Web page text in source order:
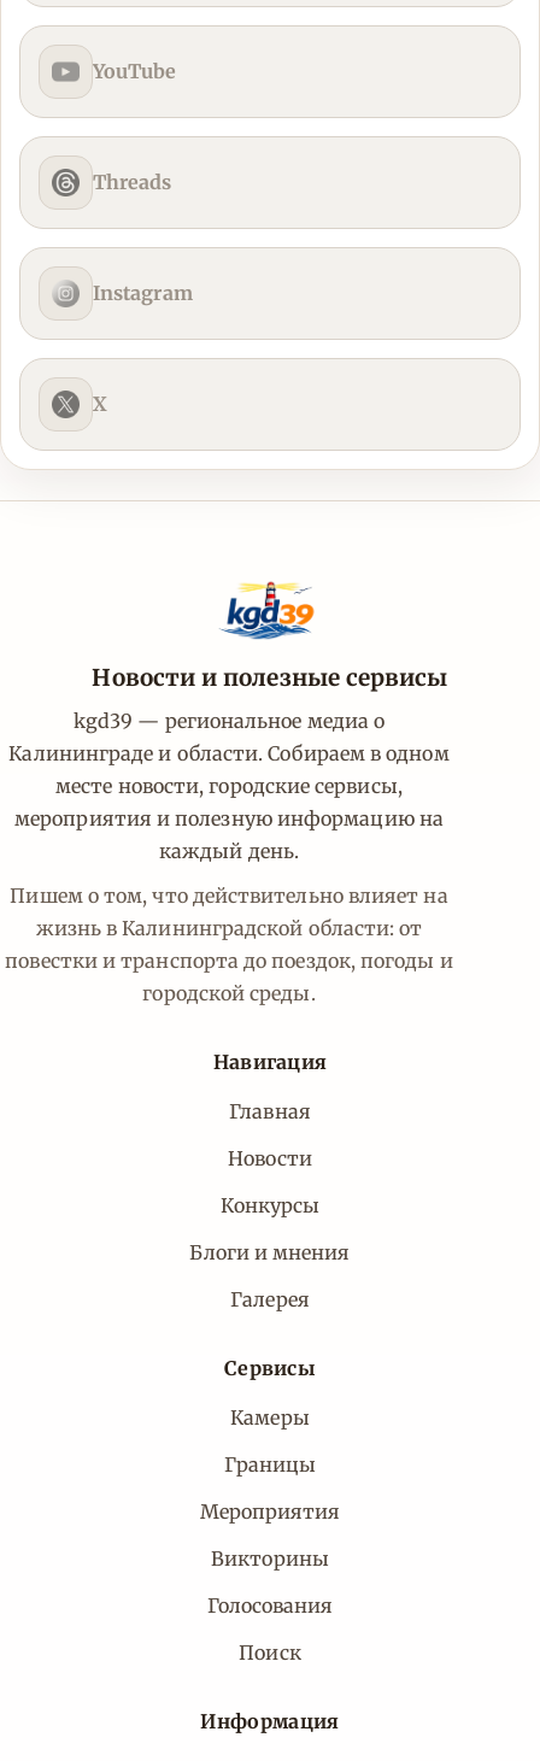
YouTube
Threads
Instagram
X
Новости и полезные сервисы
kgd39 — региональное медиа о
Калининграде и области. Собираем в одном
месте новости, городские сервисы,
мероприятия и полезную информацию на
каждый день.
Пишем о том, что действительно влияет на
жизнь в Калининградской области: от
повестки и транспорта до поездок, погоды и
городской среды.
Навигация
Главная
Новости
Конкурсы
Блоги и мнения
Галерея
Сервисы
Камеры
Границы
Мероприятия
Викторины
Голосования
Поиск
Информация